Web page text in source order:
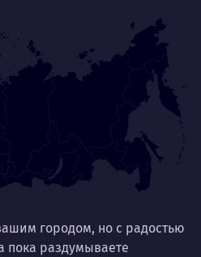
городом, но с радостью
пока раздумываете